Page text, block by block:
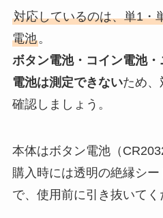
対応しているのは、単1・
電池。
ボタン電池・コイン電池
電池は測定できないため、
確認しましょう。
本体はボタン電池（
購入時には透明の絶縁シ
で、使用前に引き抜いてく